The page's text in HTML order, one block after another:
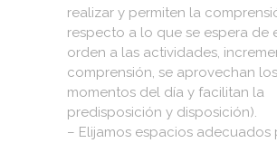
realizar y permiten la
respecto a lo que se espera de
orden a las actividades,
comprensión, se aprovechan los
momentos del día y facilitan la
predisposición y disposición).
– Elijamos espacios adecuados